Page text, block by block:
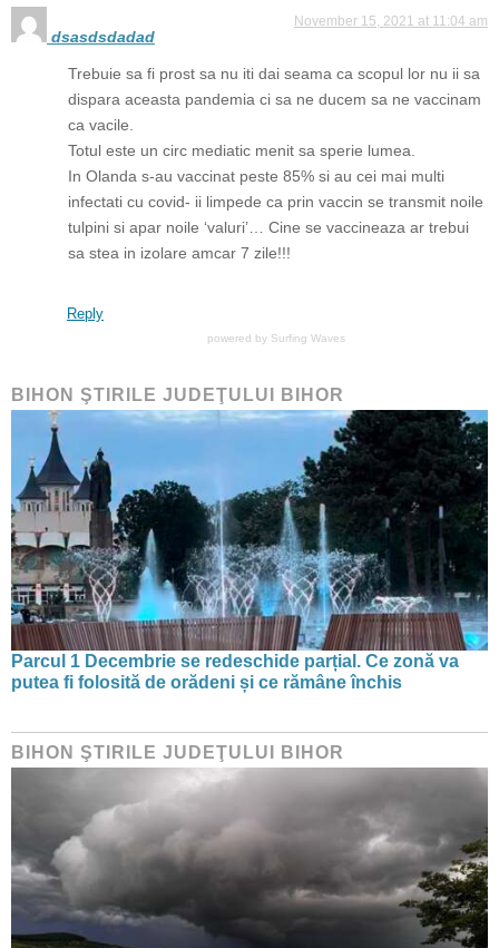
dsasdsdadad
November 15, 2021 at 11:04 am
Trebuie sa fi prost sa nu iti dai seama ca scopul lor nu ii sa
dispara aceasta pandemia ci sa ne ducem sa ne vaccinam
ca vacile.
Totul este un circ mediatic menit sa sperie lumea.
In Olanda s-au vaccinat peste 85% si au cei mai multi
infectati cu covid- ii limpede ca prin vaccin se transmit noile
tulpini si apar noile ‘valuri’… Cine se vaccineaza ar trebui
sa stea in izolare amcar 7 zile!!!
Reply
powered by Surfing Waves
BIHON ŞTIRILE JUDEŢULUI BIHOR
Parcul 1 Decembrie se redeschide parțial. Ce zonă va
putea fi folosită de orădeni și ce rămâne închis
BIHON ŞTIRILE JUDEŢULUI BIHOR